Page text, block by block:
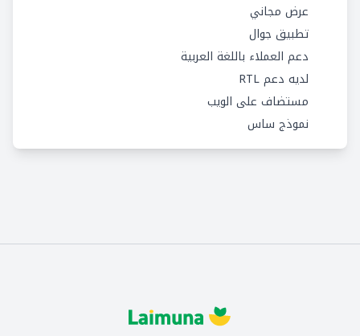
عرض مجاني
تطبيق جوال
دعم العملاء باللغة العربية
لديه دعم RTL
مستضاف على الويب
نموذج ساس